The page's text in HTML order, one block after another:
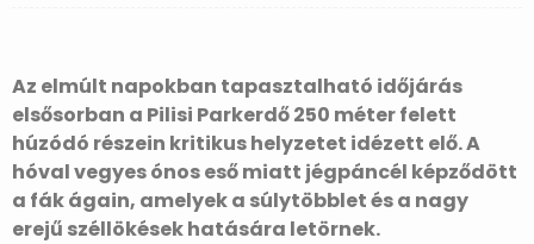
Az elmúlt napokban tapasztalható időjárás
elsősorban a Pilisi Parkerdő 250 méter felett
húzódó részein kritikus helyzetet idézett elő. A
hóval vegyes ónos eső miatt jégpáncél képződött
a fák ágain, amelyek a súlytöbblet és a nagy
erejű széllökések hatására letörnek.